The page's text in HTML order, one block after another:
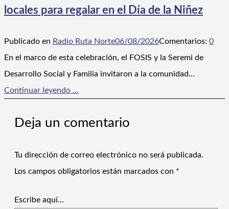
locales para regalar en el Día de la Niñez
Publicado en Radio Ruta Norte06/08/2026Comentarios: 0
En el marco de esta celebración, el FOSIS y la Seremi de
Desarrollo Social y Familia invitaron a la comunidad…
Continuar leyendo ...
Deja un comentario
Tu dirección de correo electrónico no será publicada.
Los campos obligatorios están marcados con *
Escribe aquí...